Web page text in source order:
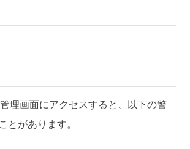
理画面にアクセスすると、以下の警
とがあります。